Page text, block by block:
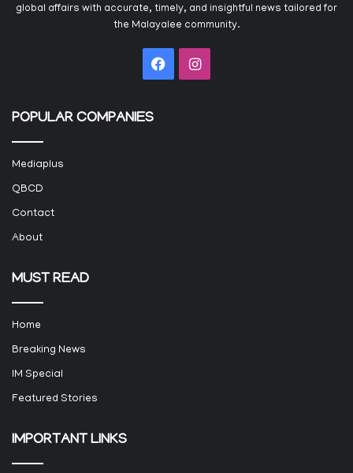
global affairs with accurate, timely, and insightful news tailored for
the Malayalee community.
FacebookInstagram
POPULAR COMPANIES
Mediaplus
QBCD
Contact
About
MUST READ
Home
Breaking News
IM Special
Featured Stories
IMPORTANT LINKS